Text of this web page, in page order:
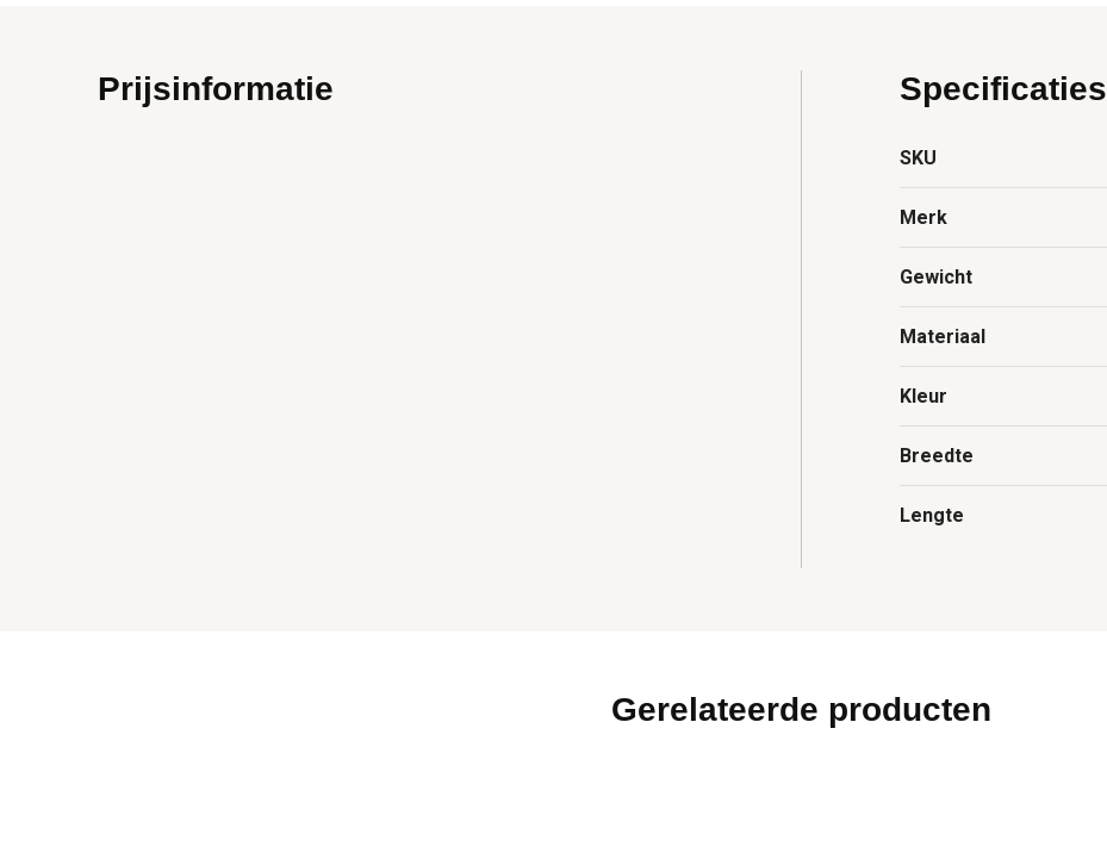
Prijsinformatie Specificaties
SKU
Merk
Gewicht
Materiaal
Kleur
Breedte
Lengte
Gerelateerde producten